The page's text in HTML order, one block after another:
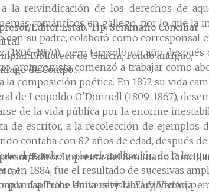
la reivindicación de los derechos de
románticos en gallego, por lo que
con su padre, colaboró como corresponsal
(1806-1870); pero tan solo un año
protagonista comenzó a trabajar como
la composición poética. En 1852 su vida
de Leopoldo O’Donnell (1809-1867),
de la vida pública por la enorme
de escritor, a la recolección de
contaba con 82 años de edad, después
al estudio y a la reivindicación de la
en 1884, fue el resultado de sucesivas
por capítulos en la revistaEl Libredón,
Editor Estab. Tip. Seminario Conciliar
Biblioteca de Galicia, Fondo antiguo,
de Compo...
Editor Imprenta del Seminario
La Trobe University Library, Victoria